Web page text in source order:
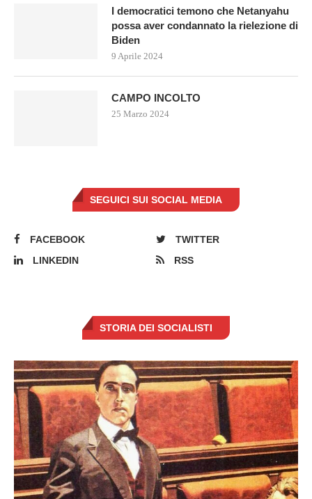
I democratici temono che Netanyahu
possa aver condannato la rielezione di
Biden
9 Aprile 2024
CAMPO INCOLTO
25 Marzo 2024
SEGUICI SUI SOCIAL MEDIA
FACEBOOK
TWITTER
LINKEDIN
RSS
STORIA DEI SOCIALISTI